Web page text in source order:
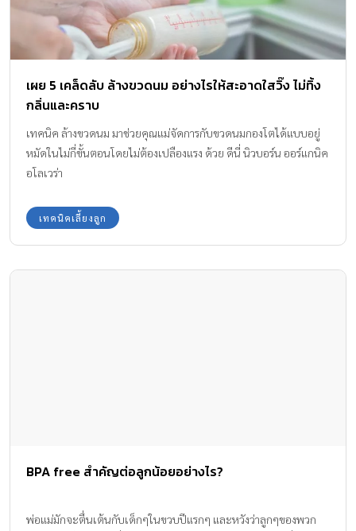
เผย 5 เคล็ดลับ ล้างขวดนม อย่างไรให้สะอาดใสวิ๊ง ไม่ทิ้ง
กลิ่นและคราบ
เทคนิค ล้างขวดนม มาช่วยคุณแม่จัดการกับขวดนมกองโตได้แบบอยู่
หมัดในไม่กี่ขั้นตอนโดยไม่ต้องเปลืองแรง ด้วย ดีนี่ นิวบอร์น ออร์แกนิค
อโลเวร่า
เทคนิคเลี้ยงลูก
BPA free สำคัญต่อลูกน้อยอย่างไร?
พ่อแม่มักจะตื่นเต้นกับเด็กๆในขวบปีแรกๆ และหวังว่าลูกๆของพวก